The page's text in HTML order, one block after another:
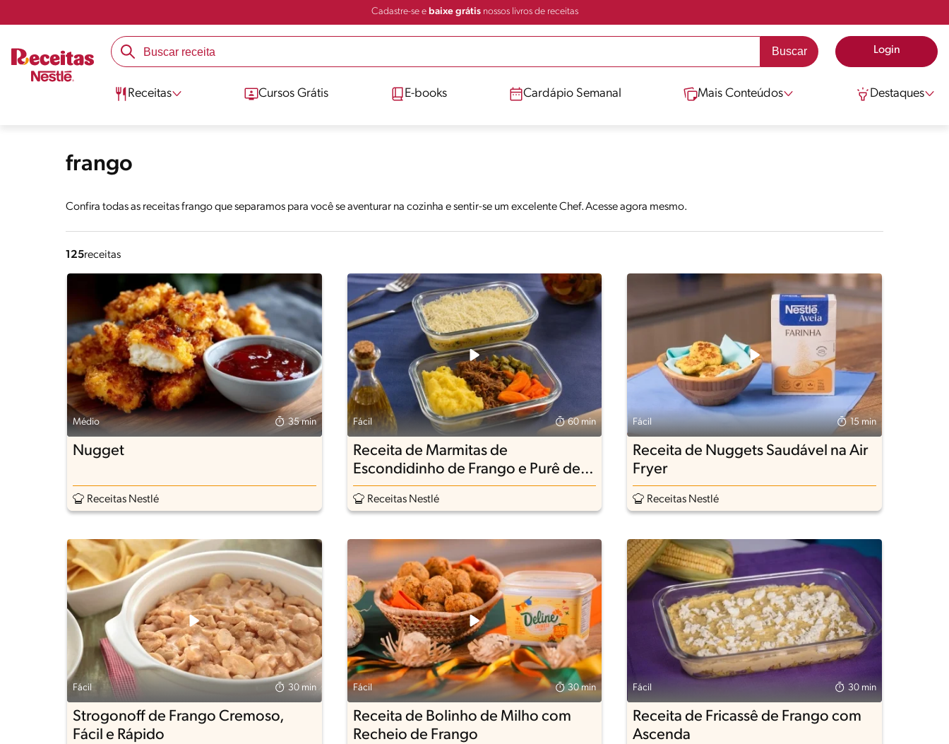
Cadastre-se e baixe grátisnossos livros de receitas
Login
Receitas Cursos Grátis E-books Cardápio Semanal Mais Conteúdos Destaques
frango
Confira todas as receitas frango que separamos para você se aventurar na cozinha e sentir-se um excelente Chef. Acesse agora mesmo.
125receitas
Médio 35 min
Nugget
Receitas Nestlé
Fácil 60 min
Receita de Marmitas de
Escondidinho de Frango e Purê de
Mandioquinha com Carne Desfiada
Receitas Nestlé
Fácil 15 min
Receita de Nuggets Saudável na Air
Fryer
Receitas Nestlé
Fácil 30 min
Strogonoff de Frango Cremoso,
Fácil e Rápido
Fácil 30 min
Receita de Bolinho de Milho com
Recheio de Frango
Fácil 30 min
Receita de Fricassê de Frango com
Ascenda